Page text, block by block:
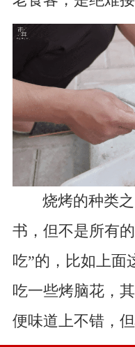
烧烤的种类
书，但不是所有
吃”的，比如上面
吃一些烤脑花，
便味道上不错，